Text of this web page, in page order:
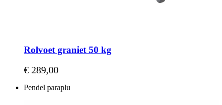
Rolvoet graniet 50 kg
€ 289,00
Pendel paraplu